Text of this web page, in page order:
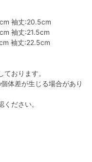
袖丈:20.5cm
袖丈:21.5cm
袖丈:22.5cm
おります。
体差が生じる場合があり
ください。